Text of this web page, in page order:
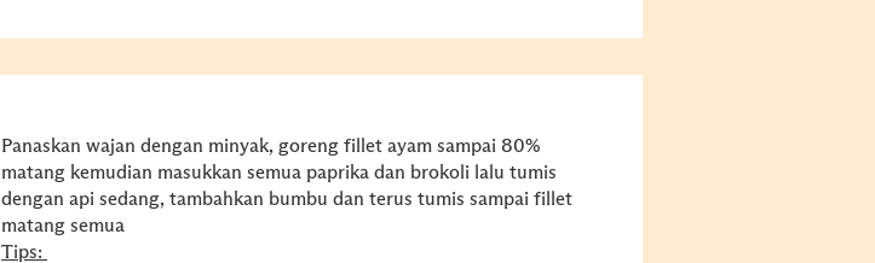
Panaskan wajan dengan minyak, goreng fillet ayam sampai 80%
matang kemudian masukkan semua paprika dan brokoli lalu tumis
dengan api sedang, tambahkan bumbu dan terus tumis sampai fillet
matang semua
Tips: